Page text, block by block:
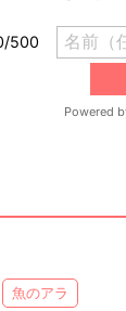
魚のアラ